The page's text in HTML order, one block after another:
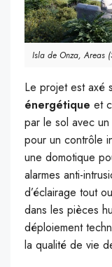
Isla de Onza, Areas
Le projet est axé
énergétique et
par le sol avec
pour un contrôle
une domotique
alarmes anti-
d’éclairage tout
dans les pièces
déploiement
la qualité de vie